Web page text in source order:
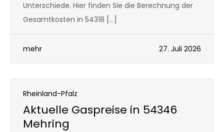
Unterschiede. Hier finden Sie die Berechnung der
Gesamtkosten in 54318 […]
mehr 27. Juli 2026
Rheinland-Pfalz
Aktuelle Gaspreise in 54346
Mehring